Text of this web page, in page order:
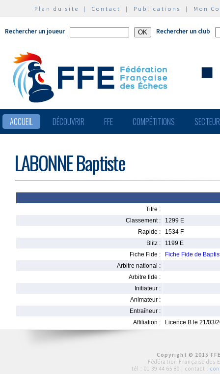
Plan du site | Contact | Publications | Mon
Rechercher un joueur Rechercher un club
ACCUEIL DÉCOUVRIR FFE COMPÉTITIONS
LABONNE Baptiste
Titre :
Classement :
1299 E
Rapide :
1534 F
Blitz :
1199 E
Fiche Fide :
Fiche Fide de
Arbitre national :
Arbitre fide :
Initiateur :
Animateur :
Entraîneur :
Affiliation :
Licence B le 21/03/
Copyright © 2015
Fédération Française des
tél : 01 39 44 65 80 | contact :